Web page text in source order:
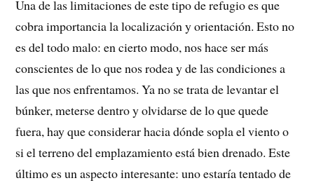
Una de las limitaciones de este tipo de refugio es que
cobra importancia la localización y orientación. Esto no
es del todo malo: en cierto modo, nos hace ser más
conscientes de lo que nos rodea y de las condiciones a
las que nos enfrentamos. Ya no se trata de levantar el
búnker, meterse dentro y olvidarse de lo que quede
fuera, hay que considerar hacia dónde sopla el viento o
si el terreno del emplazamiento está bien drenado. Este
último es un aspecto interesante: uno estaría tentado de